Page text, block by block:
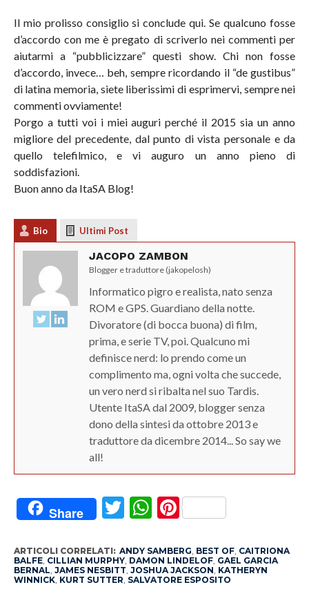
Il mio prolisso consiglio si conclude qui. Se qualcuno fosse
d’accordo con me è pregato di scriverlo nei commenti per
aiutarmi a “pubblicizzare” questi show. Chi non fosse
d’accordo, invece… beh, sempre ricordando il “de gustibus”
di latina memoria, siete liberissimi di esprimervi, sempre nei
commenti ovviamente!
Porgo a tutti voi i miei auguri perché il 2015 sia un anno
migliore del precedente, dal punto di vista personale e da
quello telefilmico, e vi auguro un anno pieno di
soddisfazioni.
Buon anno da ItaSA Blog!
Bio Ultimi Post
JACOPO ZAMBON
Blogger e traduttore (jakopelosh)
Informatico pigro e realista, nato senza
ROM e GPS. Guardiano della notte.
Divoratore (di bocca buona) di film,
prima, e serie TV, poi. Qualcuno mi
definisce nerd: lo prendo come un
complimento ma, ogni volta che succede,
un vero nerd si ribalta nel suo Tardis.
Utente ItaSA dal 2009, blogger senza
dono della sintesi da ottobre 2013 e
traduttore da dicembre 2014... So say we
all!
Share Twitter
WhatsApp
Pinterest
ARTICOLI CORRELATI: ANDY SAMBERG BEST OF, CAITRIONA
BALFE, CILLIAN MURPHY, DAMON LINDELOF, GAEL GARCIA
BERNAL JAMES NESBITT JOSHUA JACKSON KATHERYN
WINNICK, KURT SUTTER SALVATORE ESPOSITO